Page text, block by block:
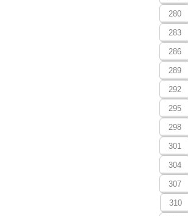
280
283
286
289
292
295
298
301
304
307
310